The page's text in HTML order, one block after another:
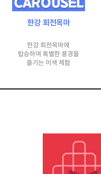
한강회전목마
한강 회전목마에
탑승하여 특별한 풍경을
즐기는 이색 체험